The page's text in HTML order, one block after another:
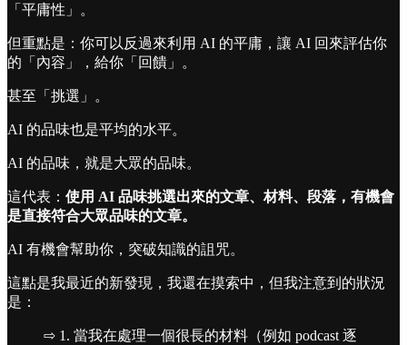
「平庸性」。
但重點是：你可以反過來利用 AI 的平庸，讓 AI 回來評估你
的「內容」，給你「回饋」。
甚至「挑選」。
AI 的品味也是平均的水平。
AI 的品味，就是大眾的品味。
這代表： 使用 AI 品味挑選出來的文章、材料、段落，有機會
是直接符合大眾品味的文章。
AI 有機會幫助你，突破知識的詛咒。
這點是我最近的新發現，我還在摸索中，但我注意到的狀況
是：
⇨ 1. 當我在處理一個很長的材料（例如 podcast 逐